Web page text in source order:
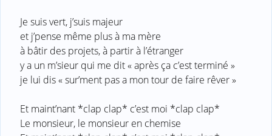
Je suis vert, j’suis majeur
et j’pense même plus à ma mère
à bâtir des projets, à partir à l’étranger
y a un m’sieur qui me dit « après ça c’est terminé »
je lui dis « sur’ment pas a mon tour de faire rêver »
Et maint’nant *clap clap* c’est moi *clap clap*
Le monsieur, le monsieur en chemise